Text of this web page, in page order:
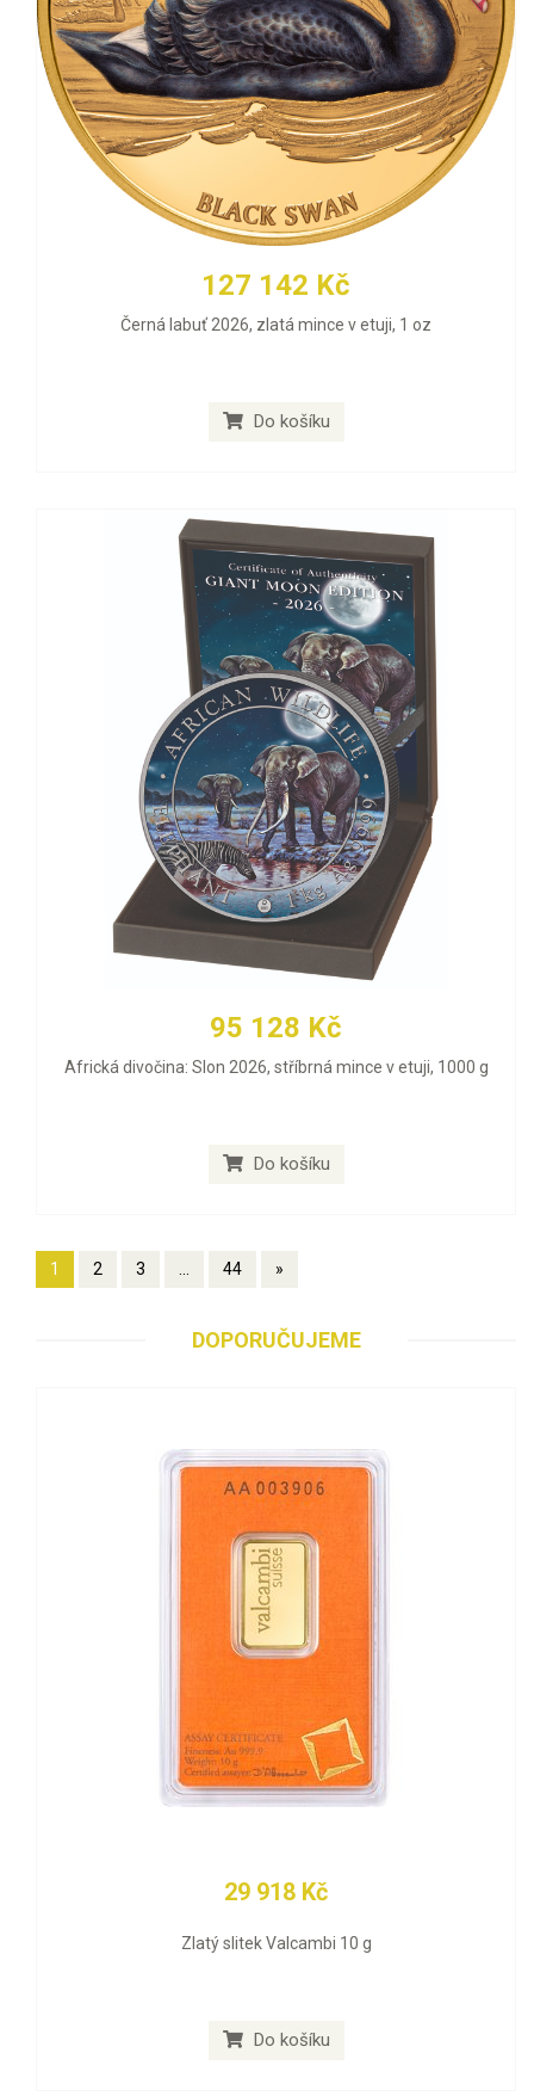
127 142 Kč
Černá labuť 2026, zlatá mince v etuji, 1 oz
Do košíku
95 128 Kč
Africká divočina: Slon 2026, stříbrná mince v etuji, 1000 g
Do košíku
1 2 3 ... 44 »
DOPORUČUJEME
29 918 Kč
Zlatý slitek Valcambi 10 g
Do košíku